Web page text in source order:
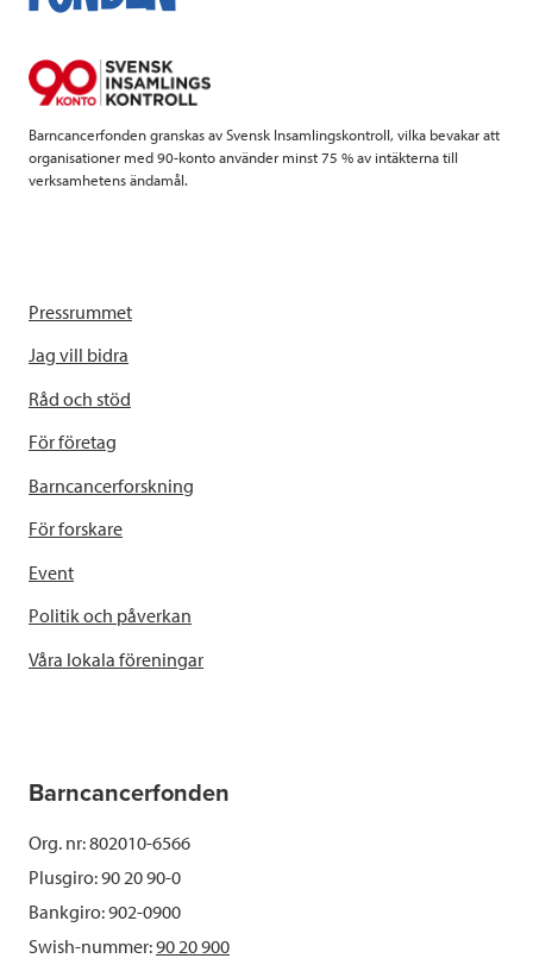
k
Barncancerfonden granskas av Svensk Insamlingskontroll, vilka bevakar att
organisationer med 90-konto använder minst 75 % av intäkterna till
verksamhetens ändamål.
Pressrummet
Jag vill bidra
Råd och stöd
För företag
Barncancerforskning
För forskare
Event
Politik och påverkan
Våra lokala föreningar
Barncancerfonden
Org. nr: 802010-6566
Plusgiro: 90 20 90-0
Bankgiro: 902-0900
Swish-nummer:90 20 900